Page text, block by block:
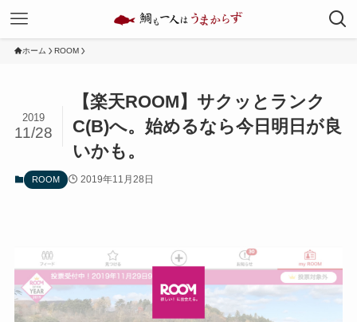
ホーム ROOM
【楽天ROOM】サクッとランク
C(B)へ。始めるなら今日明日が良
いかも。
2019
11/28
ROOM 2019年11月28日